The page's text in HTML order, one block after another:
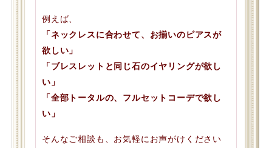
例えば、
「ネックレスに合わせて、お揃いのピアスが
欲しい」
「ブレスレットと同じ石のイヤリングが欲し
い」
「全部トータルの、フルセットコーデで欲し
い」
そんなご相談も、お気軽にお声がけください